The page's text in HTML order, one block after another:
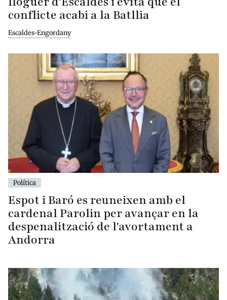
conflicte acabi a la Batllia
Escaldes-Engordany
Política
Espot i Baró es reuneixen amb el
cardenal Parolin per avançar en la
despenalització de l'avortament a
Andorra